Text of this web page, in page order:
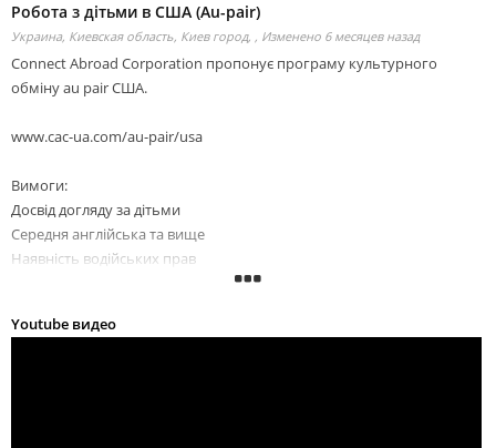
Робота з дітьми в США (Au-pair)
Украина, Киевская область, Киев город, , Изменено 6 месяцев назад
Connect Abroad Corporation пропонує програму культурного
обміну au pair США.
www.cac-ua.com/au-pair/usa
Вимоги:
Досвід догляду за дітьми
Середня англійська та вище
Наявність водійських прав
Обов'язки:
Youtube видео